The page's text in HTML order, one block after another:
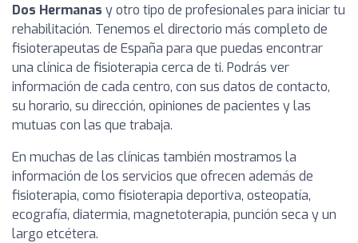
Dos Hermanas y otro tipo de profesionales para iniciar tu
rehabilitación. Tenemos el directorio más completo de
fisioterapeutas de España para que puedas encontrar
una clínica de fisioterapia cerca de ti. Podrás ver
información de cada centro, con sus datos de contacto,
su horario, su dirección, opiniones de pacientes y las
mutuas con las que trabaja.
En muchas de las clínicas también mostramos la
información de los servicios que ofrecen además de
fisioterapia, como fisioterapia deportiva, osteopatía,
ecografía, diatermia, magnetoterapia, punción seca y un
largo etcétera.